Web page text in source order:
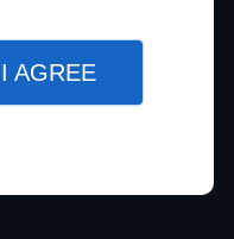
I AGREE